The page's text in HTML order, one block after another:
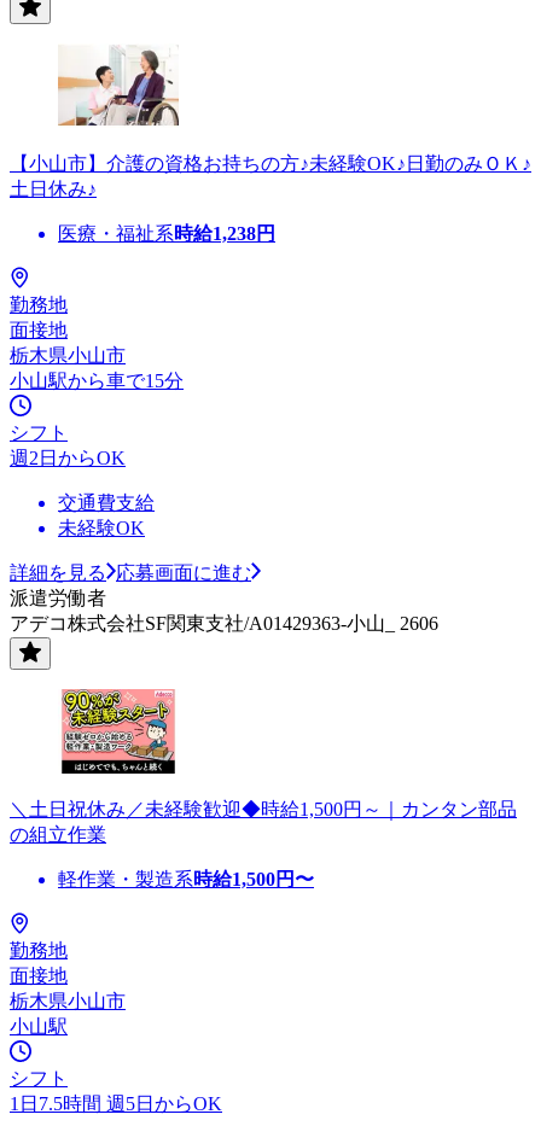
【小山市】介護の資格お持ちの方♪未経験OK♪日勤のみＯＫ♪
土日休み♪
医療・福祉系時給1,238円
勤務地
面接地
栃木県小山市
小山駅から車で15分
シフト
週2日からOK
交通費支給
未経験OK
詳細を見る
応募画面に進む
派遣労働者
アデコ株式会社SF関東支社/A01429363-小山_ 2606
＼土日祝休み／未経験歓迎◆時給1,500円～｜カンタン部品
の組立作業
軽作業・製造系時給1,500円〜
勤務地
面接地
栃木県小山市
小山駅
シフト
1日7.5時間 週5日からOK